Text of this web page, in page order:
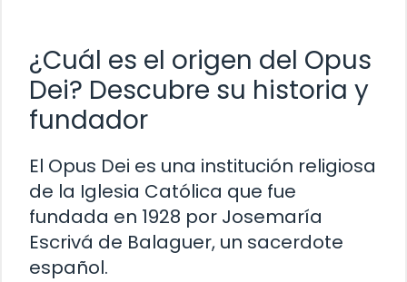
¿Cuál es el origen del Opus
Dei? Descubre su historia y
fundador
El Opus Dei es una institución religiosa
de la Iglesia Católica que fue
fundada en 1928 por Josemaría
Escrivá de Balaguer, un sacerdote
español.